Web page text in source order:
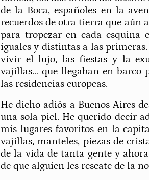
de la Boca, españoles en la
recuerdos de otra tierra que aún
para tropezar en cada esquina
iguales y distintas a las
vivir el lujo, las fiestas y la
vajillas… que llegaban en barco
las residencias europeas.
He dicho adiós a Buenos Aires
una sola piel. He querido decir
mis lugares favoritos en la
vajillas, manteles, piezas de
de la vida de tanta gente y
de que alguien les rescate de la